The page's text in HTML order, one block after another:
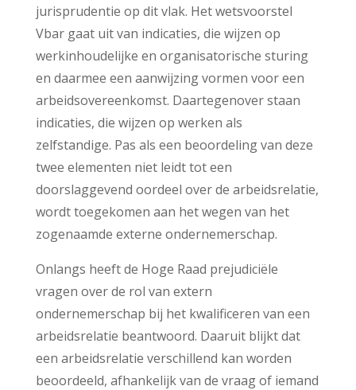
jurisprudentie op dit vlak. Het wetsvoorstel
Vbar gaat uit van indicaties, die wijzen op
werkinhoudelijke en organisatorische sturing
en daarmee een aanwijzing vormen voor een
arbeidsovereenkomst. Daartegenover staan
indicaties, die wijzen op werken als
zelfstandige. Pas als een beoordeling van deze
twee elementen niet leidt tot een
doorslaggevend oordeel over de arbeidsrelatie,
wordt toegekomen aan het wegen van het
zogenaamde externe ondernemerschap.
Onlangs heeft de Hoge Raad prejudiciële
vragen over de rol van extern
ondernemerschap bij het kwalificeren van een
arbeidsrelatie beantwoord. Daaruit blijkt dat
een arbeidsrelatie verschillend kan worden
beoordeeld, afhankelijk van de vraag of iemand